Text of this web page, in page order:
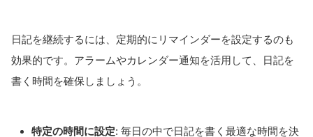
日記を継続するには、定期的にリマインダーを設定するのも
効果的です。アラームやカレンダー通知を活用して、日記を
書く時間を確保しましょう。
特定の時間に設定: 毎日の中で日記を書く最適な時間を決